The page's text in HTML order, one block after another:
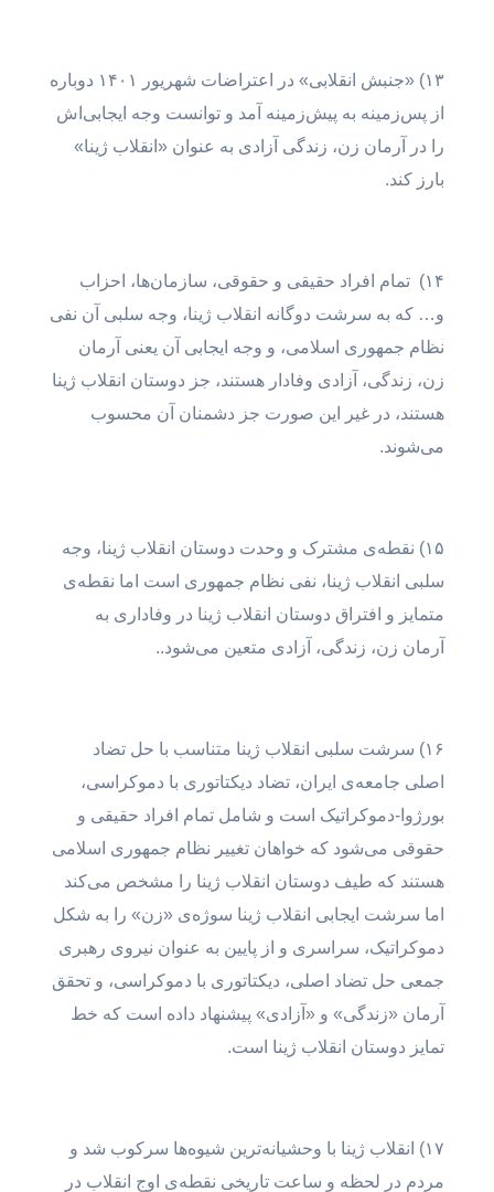
۱۳) «جنبش انقلابی» در اعتراضات شهریور ۱۴۰۱ دوباره
از پس‌زمینه به پیش‌زمینه آمد و توانست وجه ایجابی‌اش
را در آرمان زن، زندگی آزادی به عنوان «انقلاب ژینا»
بارز کند.
۱۴) تمام افراد حقیقی و حقوقی، سازمان‌ها، احزاب
و… که به سرشت دوگانه انقلاب ژینا، وجه سلبی آن نفی
نظام جمهوری اسلامی، و وجه ایجابی آن یعنی آرمان
زن، زندگی، آزادی وفادار هستند، جز دوستان انقلاب ژینا
هستند، در غیر این صورت جز دشمنان آن محسوب
می‌شوند.
۱۵) نقطه‌ی مشترک و وحدت دوستان انقلاب ژینا، وجه
سلبی انقلاب ژینا، نفی نظام جمهوری است اما نقطه‌ی
متمایز و افتراق دوستان انقلاب ژینا در وفاداری به
آرمان زن، زندگی، آزادی متعین می‌شود..
۱۶) سرشت سلبی انقلاب ژینا متناسب با حل تضاد
اصلی جامعه‌ی ایران، تضاد دیکتاتوری با دموکراسی،
بورژوا-دموکراتیک است و شامل تمام افراد حقیقی و
حقوقی می‌شود که خواهان تغییر نظام جمهوری اسلامی
هستند که طیف دوستان انقلاب ژینا را مشخص می‌کند
اما سرشت ایجابی انقلاب ژینا سوژه‌ی «زن» را به شکل
دموکراتیک، سراسری و از پایین به عنوان نیروی رهبری
جمعی حل تضاد اصلی، دیکتاتوری با دموکراسی، و تحقق
آرمان «زندگی» و «آزادی» پیشنهاد داده است که خط
تمایز دوستان انقلاب ژینا است.
۱۷) انقلاب ژینا با وحشیانه‌ترین شیوه‌ها سرکوب شد و
مردم در لحظه و ساعت تاریخی نقطه‌ی اوج انقلاب در